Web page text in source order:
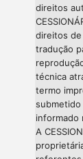
direitos
direitos de
tradução
técnica
termo
informado
A